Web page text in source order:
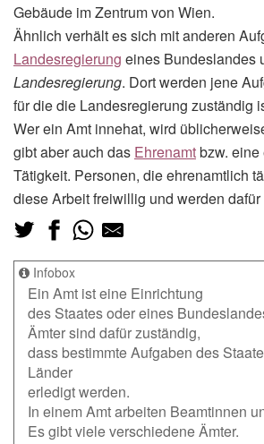
Gebäude im Zentrum von Wien.
Ähnlich verhält es sich mit anderen
Landesregierung eines Bundeslandes
Landesregierung. Dort werden jene
für die die Landesregierung zuständig
Wer ein Amt innehat, wird
gibt aber auch das Ehrenamtbzw.
Tätigkeit. Personen, die ehrenamtlich
diese Arbeit freiwillig und werden
Infobox
Ein Amt ist eine Einrichtung
des Staates oder eines
Ämter sind dafür zuständig,
dass bestimmte Aufgaben des
Länder
erledigt werden.
In einem Amt arbeiten Beamtinnen
Es gibt viele verschiedene Ämter.